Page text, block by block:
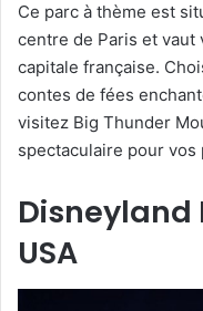
Ce parc à thème est
centre de Paris et
capitale française.
contes de fées
visitez Big Thunder
spectaculaire pour vos
Disneyland
USA